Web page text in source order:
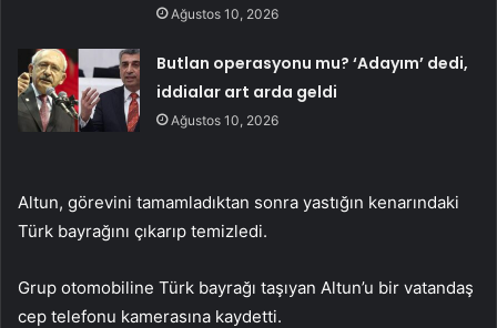
Ağustos 10, 2026
Butlan operasyonu mu? ‘Adayım’ dedi,
iddialar art arda geldi
Ağustos 10, 2026
Altun, görevini tamamladıktan sonra yastığın kenarındaki
Türk bayrağını çıkarıp temizledi.
Grup otomobiline Türk bayrağı taşıyan Altun’u bir vatandaş
cep telefonu kamerasına kaydetti.